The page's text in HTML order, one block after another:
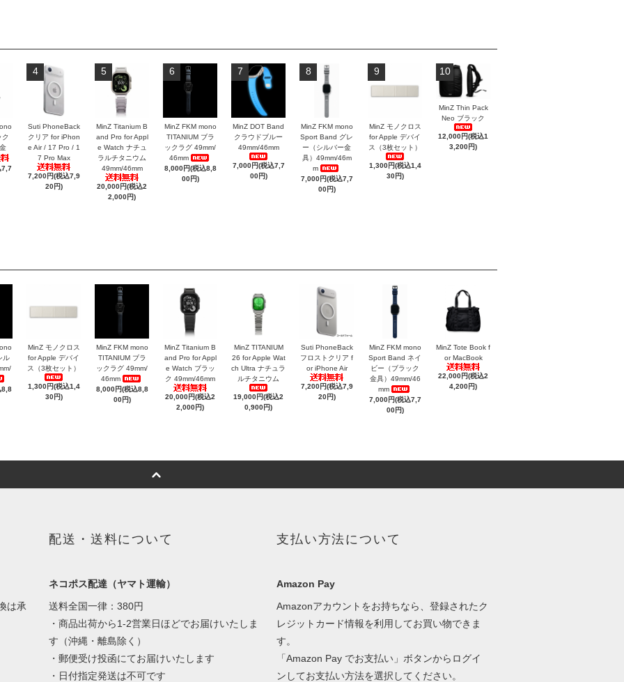
7,7
4
Suti PhoneBack
クリア for iPhon
e Air / 17 Pro / 1
7 Pro Max
7,200円(税込7,9
20円)
5
MinZ Titanium B
and Pro for Appl
e Watch ナチュ
ラルチタニウム
49mm/46mm
20,000円(税込2
2,000円)
6
MinZ FKM mono
TITANIUM ブラ
ックラグ 49mm/
46mm
8,000円(税込8,8
00円)
7
MinZ DOT Band
クラウドブルー
49mm/46mm
7,000円(税込7,7
00円)
8
MinZ FKM mono
Sport Band グレ
ー（シルバー金
具）49mm/46m
m
7,000円(税込7,7
00円)
9
MinZ モノクロス
for Apple デバイ
ス（3枚セット）
1,300円(税込1,4
30円)
10
MinZ Thin Pack
Neo ブラック
12,000円(税込1
3,200円)
ル
8,8
MinZ モノクロス
for Apple デバイ
ス（3枚セット）
1,300円(税込1,4
30円)
MinZ FKM mono
TITANIUM ブラ
ックラグ 49mm/
46mm
8,000円(税込8,8
00円)
MinZ Titanium B
and Pro for Appl
e Watch ブラッ
ク 49mm/46mm
20,000円(税込2
2,000円)
MinZ TITANIUM
26 for Apple Wat
ch Ultra ナチュラ
ルチタニウム
19,000円(税込2
0,900円)
Suti PhoneBack
フロストクリア f
or iPhone Air
7,200円(税込7,9
20円)
MinZ FKM mono
Sport Band ネイ
ビー（ブラック
金具）49mm/46
mm
7,000円(税込7,7
00円)
MinZ Tote Book f
or MacBook
22,000円(税込2
4,200円)
は承
配送・送料について
ネコポス配達（ヤマト運輸）
送料全国一律：380円
・商品出荷から1-2営業日ほどでお届けいたしま
す（沖縄・離島除く）
・郵便受け投函にてお届けいたします
・日付指定発送は不可です
支払い方法について
Amazon Pay
Amazonアカウントをお持ちなら、登録されたク
レジットカード情報を利用してお買い物できま
す。
「Amazon Pay でお支払い」ボタンからログイ
ンしてお支払い方法を選択してください。